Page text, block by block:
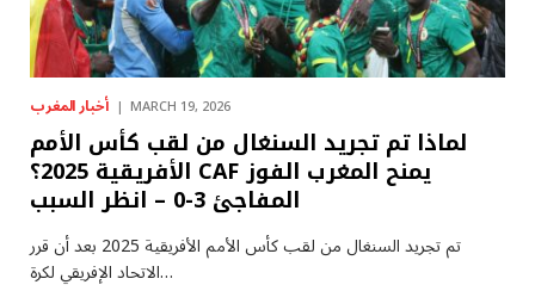
أخبار المغرب MARCH 19, 2026
لماذا تم تجريد السنغال من لقب كأس الأمم
الأفريقية 2025؟ CAF يمنح المغرب الفوز
المفاجئ 3-0 – انظر السبب
تم تجريد السنغال من لقب كأس الأمم الأفريقية 2025 بعد أن قرر
الاتحاد الإفريقي لكرة…